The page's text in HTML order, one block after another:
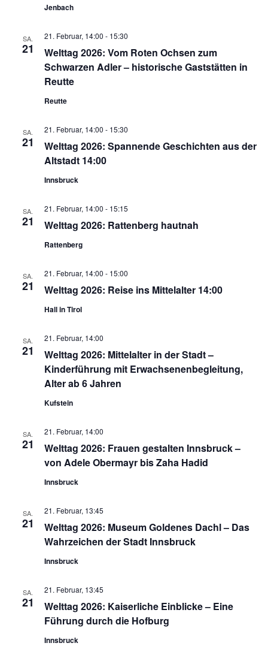
Jenbach
SA.
21
Welttag 2026: Vom Roten Ochsen zum
Schwarzen Adler – historische Gaststätten in
Reutte
21. Februar, 14:00 - 15:30
Reutte
SA.
21
Welttag 2026: Spannende Geschichten aus der
Altstadt 14:00
21. Februar, 14:00 - 15:30
Innsbruck
SA.
21 Welttag 2026: Rattenberg hautnah
21. Februar, 14:00 - 15:15
Rattenberg
SA.
21 Welttag 2026: Reise ins Mittelalter 14:00
21. Februar, 14:00 - 15:00
Hall in Tirol
SA.
21
Welttag 2026: Mittelalter in der Stadt –
Kinderführung mit Erwachsenenbegleitung,
Alter ab 6 Jahren
21. Februar, 14:00
Kufstein
SA.
21
Welttag 2026: Frauen gestalten Innsbruck –
von Adele Obermayr bis Zaha Hadid
21. Februar, 14:00
Innsbruck
SA.
21
Welttag 2026: Museum Goldenes Dachl – Das
Wahrzeichen der Stadt Innsbruck
21. Februar, 13:45
Innsbruck
SA.
21
Welttag 2026: Kaiserliche Einblicke – Eine
Führung durch die Hofburg
21. Februar, 13:45
Innsbruck